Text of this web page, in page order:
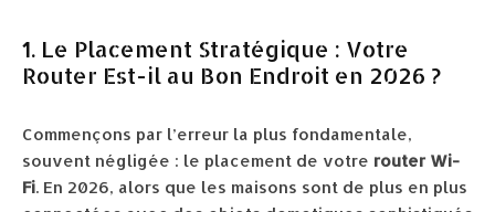
1. Le Placement Stratégique : Votre
Router Est-il au Bon Endroit en 2026 ?
Commençons par l’erreur la plus fondamentale,
souvent négligée : le placement de votre router Wi-
Fi. En 2026, alors que les maisons sont de plus en plus